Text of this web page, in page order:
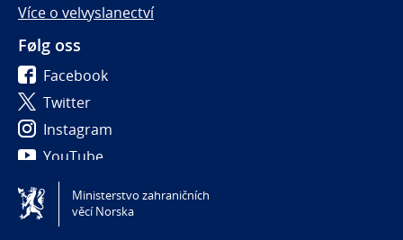
Více o velvyslanectví
Følg oss
Facebook
Twitter
Instagram
YouTube
Tilgjengelighetserklæring / Accessibility statement
(NO)
Ministerstvo zahraničních
věcí Norska